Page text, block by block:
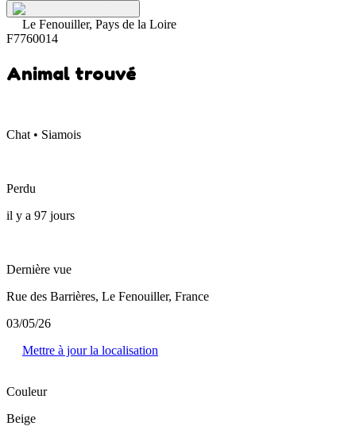
Le Fenouiller, Pays de la Loire
F7760014
Animal trouvé
Chat • Siamois
Perdu
il y a 97 jours
Dernière vue
Rue des Barrières, Le Fenouiller, France
03/05/26
Mettre à jour la localisation
Couleur
Beige